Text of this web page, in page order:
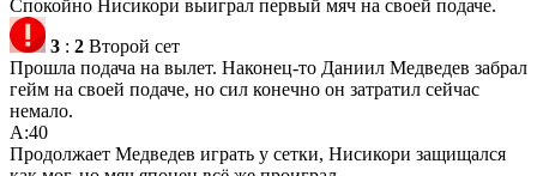
Спокойно Нисикори выиграл первый мяч на своей подаче.
3 : 2 Второй сет
Прошла подача на вылет. Наконец-то Даниил Медведев забрал
гейм на своей подаче, но сил конечно он затратил сейчас
немало.
А:40
Продолжает Медведев играть у сетки, Нисикори защищался